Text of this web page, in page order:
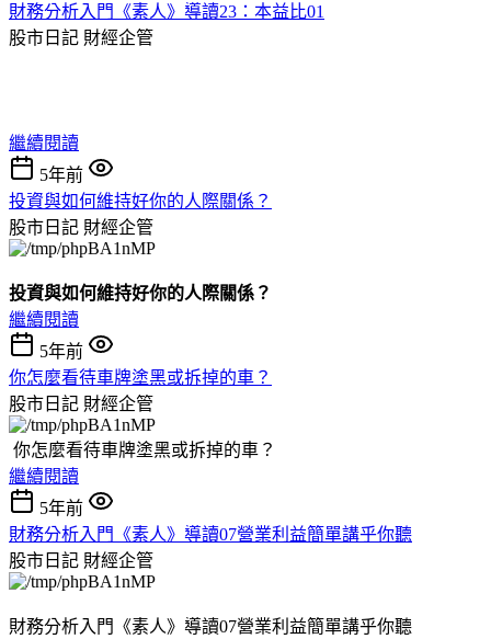
財務分析入門《素人》導讀23：本益比01
股市日記 財經企管
繼續閱讀
5年前
投資與如何維持好你的人際關係？
股市日記 財經企管
投資與如何維持好你的人際關係？
繼續閱讀
5年前
你怎麼看待車牌塗黑或拆掉的車？
股市日記 財經企管
你怎麼看待車牌塗黑或拆掉的車？
繼續閱讀
5年前
財務分析入門《素人》導讀07營業利益簡單講乎你聽
股市日記 財經企管
財務分析入門《素人》導讀07營業利益簡單講乎你聽